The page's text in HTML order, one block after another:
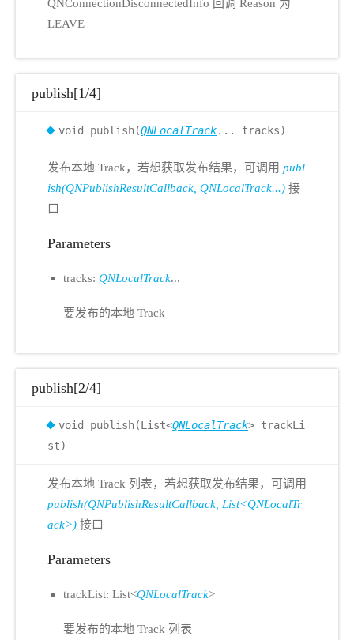
QNConnectionDisconnectedInfo 回调 Reason 为
LEAVE
publish[1/4]
void publish(QNLocalTrack... tracks)
发布本地 Track，若想获取发布结果，可调用 publ
ish(QNPublishResultCallback, QNLocalTrack...) 接
口
Parameters
tracks: QNLocalTrack...
要发布的本地 Track
publish[2/4]
void publish(List<QNLocalTrack> trackLi
st)
发布本地 Track 列表，若想获取发布结果，可调用
publish(QNPublishResultCallback, List<QNLocalTr
ack>) 接口
Parameters
trackList: List<QNLocalTrack>
要发布的本地 Track 列表